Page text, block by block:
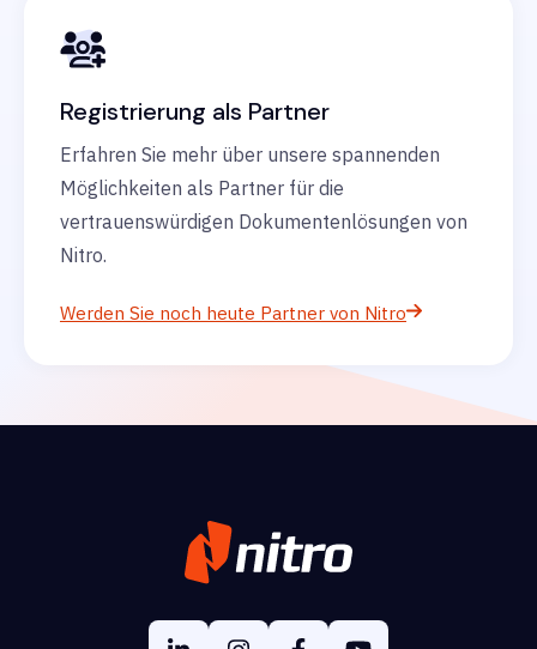
Registrierung als Partner
Erfahren Sie mehr über unsere spannenden
Möglichkeiten als Partner für die
vertrauenswürdigen Dokumentenlösungen von
Nitro.
Werden Sie noch heute Partner von Nitro